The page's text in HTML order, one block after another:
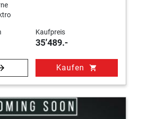
Kaufpreis
35’489.-
Kaufen shopping_cart